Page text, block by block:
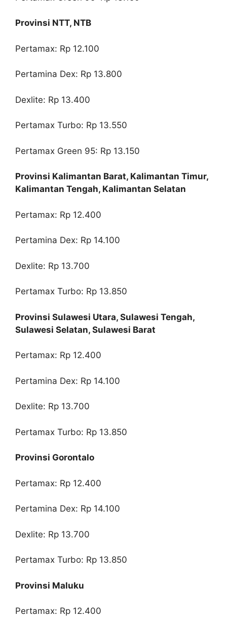
Provinsi NTT, NTB
Pertamax: Rp 12.100
Pertamina Dex: Rp 13.800
Dexlite: Rp 13.400
Pertamax Turbo: Rp 13.550
Pertamax Green 95: Rp 13.150
Provinsi Kalimantan Barat, Kalimantan Timur,
Kalimantan Tengah, Kalimantan Selatan
Pertamax: Rp 12.400
Pertamina Dex: Rp 14.100
Dexlite: Rp 13.700
Pertamax Turbo: Rp 13.850
Provinsi Sulawesi Utara, Sulawesi Tengah,
Sulawesi Selatan, Sulawesi Barat
Pertamax: Rp 12.400
Pertamina Dex: Rp 14.100
Dexlite: Rp 13.700
Pertamax Turbo: Rp 13.850
Provinsi Gorontalo
Pertamax: Rp 12.400
Pertamina Dex: Rp 14.100
Dexlite: Rp 13.700
Pertamax Turbo: Rp 13.850
Provinsi Maluku
Pertamax: Rp 12.400